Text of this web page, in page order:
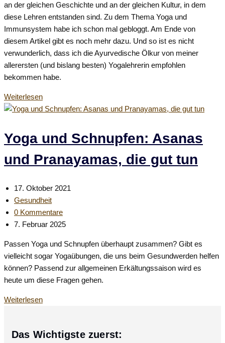
am:
an der gleichen Geschichte und an der gleichen Kultur, in dem
diese Lehren entstanden sind. Zu dem Thema Yoga und
Immunsystem habe ich schon mal gebloggt. Am Ende von
diesem Artikel gibt es noch mehr dazu. Und so ist es nicht
verwunderlich, dass ich die Ayurvedische Ölkur von meiner
allerersten (und bislang besten) Yogalehrerin empfohlen
bekommen habe.
WeiterlesenMit
Ayurveda
gesund
durch
den
Yoga und Schnupfen: Asanas
und Pranayamas, die gut tun
Beitrag
veröffentlicht:
17. Oktober 2021
Beitrags-
Kategorie:
Gesundheit
Beitrags-
Kommentare:
0 Kommentare
Beitrag
geändert
am:
7. Februar 2025
Passen Yoga und Schnupfen überhaupt zusammen? Gibt es
vielleicht sogar Yogaübungen, die uns beim Gesundwerden helfen
können? Passend zur allgemeinen Erkältungssaison wird es
heute um diese Fragen gehen.
WeiterlesenYoga
Asanas
Das Wichtigste zuerst: